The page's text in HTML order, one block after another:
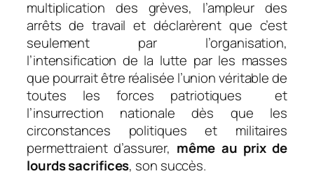
multiplication des grèves, l’ampleur des
arrêts de travail et déclarèrent que c’est
seulement par l’organisation,
l’intensification de la lutte par les masses
que pourrait être réalisée l’union véritable de
toutes les forces patriotiques et
l’insurrection nationale dès que les
circonstances politiques et militaires
permettraient d’assurer, même au prix de
lourds sacrifices, son succès.